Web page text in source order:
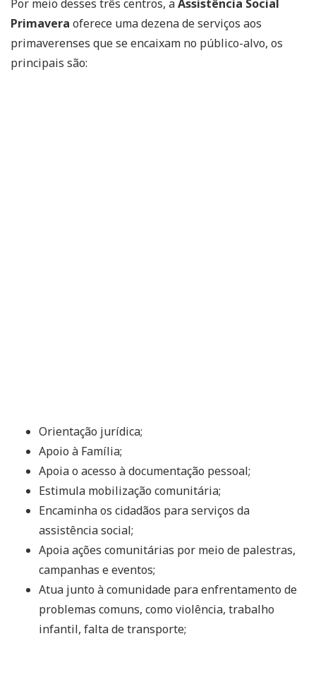
Por meio desses três centros, aAssistência Social
Primavera oferece uma dezena de serviços aos
primaverenses que se encaixam no público-alvo, os
principais são:
Orientação jurídica;
Apoio à Família;
Apoia o acesso à documentação pessoal;
Estimula mobilização comunitária;
Encaminha os cidadãos para serviços da
assistência social;
Apoia ações comunitárias por meio de palestras,
campanhas e eventos;
Atua junto à comunidade para enfrentamento de
problemas comuns, como violência, trabalho
infantil, falta de transporte;